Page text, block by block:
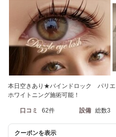
本日空きあり★バインドロック パ
ホワイトニング施術可能！
口コミ 62件 設備 総数3
クーポンを表示